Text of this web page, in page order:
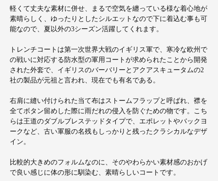
軽くて丈夫な素材に併せ、まるで空気を纏っている様な着心地が
素晴らしく、ゆったりとしたシルエットなので下に着込む事も可
能なので、夏以外の3シーズン活躍してくれます。
トレンチコートは第一次世界大戦のイギリス軍で、寒冷な欧州で
の戦いに対応する防水型の軍用コートが求められたことから開発
された外套で、イギリスのバーバリーとアクアスキュータムの2
社の製品が元祖と言われ、現在でも有名である。
右肩に縫い付けられた当て布はストームフラップと呼ばれ、襟を
全てボタン留めした際に雨だれの侵入を防ぐための物です。こち
らは王道のダブルブレステッドタイプで、エポレットやバックヨ
ークなど、古い軍服の名残もしっかりと残ったクラシカルなデザ
イン。
比較的大きめのフォルムなのに、そのやわらかい素材感のおかげ
で良い感じに体の形に馴染む、素晴らしいコートです。